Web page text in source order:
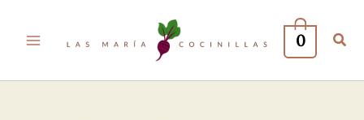
0
Electrónico*